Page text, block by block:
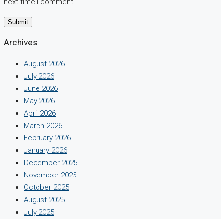
next time I comment.
Archives
August 2026
July 2026
June 2026
May 2026
April 2026
March 2026
February 2026
January 2026
December 2025
November 2025
October 2025
August 2025
July 2025